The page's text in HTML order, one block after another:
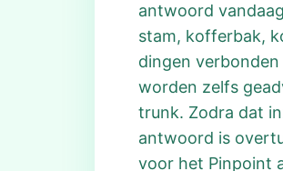
antwoord
stam, kofferbak,
dingen verbonden
worden zelfs
trunk. Zodra dat
antwoord is
voor het Pinpoint